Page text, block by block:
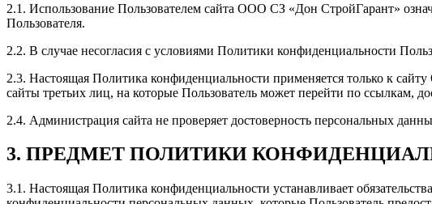
2.1. Использование Пользователем сайта ООО СЗ «Дон СтройГарант»
Пользователя.
2.2. В случае несогласия с условиями Политики конфиденциальности
2.3. Настоящая Политика конфиденциальности применяется только к
сайты третьих лиц, на которые Пользователь может перейти по
2.4. Администрация сайта не проверяет достоверность персональных
3. ПРЕДМЕТ ПОЛИТИКИ
3.1. Настоящая Политика конфиденциальности устанавливает